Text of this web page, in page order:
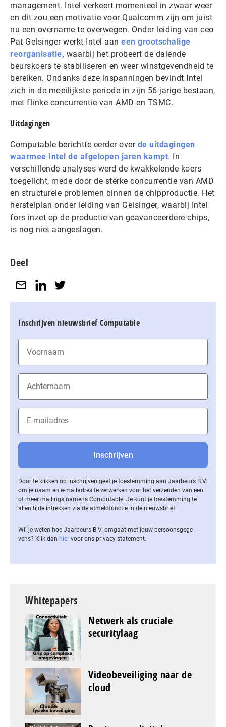
management. Intel verkeert momenteel in zwaar weer
en dit zou een motivatie voor Qualcomm zijn om juist
nu een overname te overwegen. Onder leiding van ceo
Pat Gelsinger werkt Intel aan een grootschalige
reorganisatie, waarbij het probeert de dalende
beurskoers te stabiliseren en weer winstgevendheid te
bereiken. Ondanks deze inspanningen bevindt Intel
zich in de moeilijkste periode in zijn 56-jarige bestaan,
met flinke concurrentie van AMD en TSMC.
Uitdagingen
Computable berichtte eerder over de uitdagingen
waarmee Intel de afgelopen jaren kampt. In
verschillende analyses werd de kwakkelende koers
toegelicht, mede door de sterke concurrentie van AMD
en structurele problemen binnen de chipproductie. Het
herstelplan onder leiding van Gelsinger, waarbij Intel
fors inzet op de productie van geavanceerdere chips,
is nog niet aangeslagen.
Deel
Inschrijven nieuwsbrief Computable
Door te klikken op inschrijven geef je toestemming aan Jaarbeurs B.V.
om je naam en e-mailadres te verwerken voor het verzenden van een
of meer mailings namens Computable. Je kunt je toestemming te
allen tijde intrekken via de af­meld­func­tie in de nieuwsbrief.
Wil je weten hoe Jaarbeurs B.V. omgaat met jouw per­soons­ge­ge­
vens? Klik dan hier voor ons privacy statement.
Whitepapers
Netwerk als cruciale
securitylaag
Videobeveiliging naar de
cloud